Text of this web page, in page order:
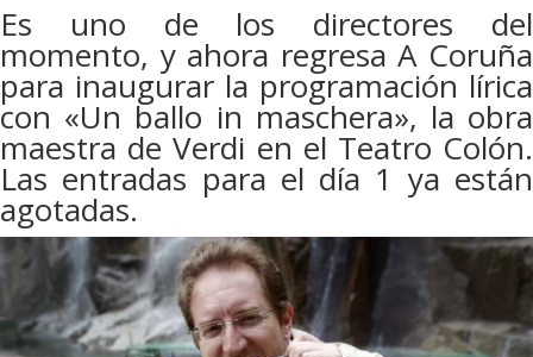
Es uno de los directores del
momento, y ahora regresa A Coruña
para inaugurar la programación lírica
con «Un ballo in maschera», la obra
maestra de Verdi en el Teatro Colón.
Las entradas para el día 1 ya están
agotadas.